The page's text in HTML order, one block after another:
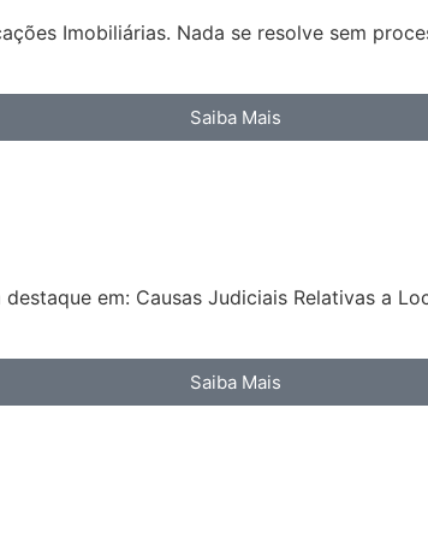
Imobiliárias. Nada se resolve sem
Saiba Mais
em: Causas Judiciais Relativas a
Saiba Mais